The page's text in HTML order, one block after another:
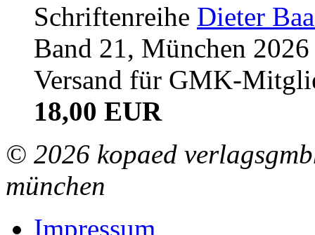
Schriftenreihe Dieter
Band 21, München
Versand für GMK-
18,00 EUR
© 2026 kopaed
münchen
Impressum